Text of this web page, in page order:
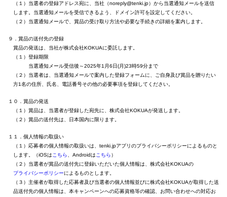
（１）当選者の登録アドレス宛に、当社（noreply@tenki.jp）から当選通知メールを送信
します。当選通知メールを受信できるよう、ドメイン許可を設定してください。
（２）当選通知メールで、賞品の受け取り方法や必要な手続きの詳細を案内します。
９．賞品の送付先の登録
賞品の発送は、当社が株式会社KOKUAに委託します。
（１）登録期限
当選通知メール受信後～2025年1月6日(月)23時59分まで
（２）当選者は、当選通知メールで案内した登録フォームに、ご自身及び賞品を贈りたい
方1名の住所、氏名、電話番号その他の必要事項を登録してください。
１０．賞品の発送
（１）賞品は、当選者が登録した宛先に、株式会社KOKUAが発送します。
（２）賞品の送付先は、日本国内に限ります。
１１．個人情報の取扱い
（１）応募者の個人情報の取扱いは、tenki.jpアプリのプライバシーポリシーによるものと
します。（iOSはこちら、Androidはこちら）
（２）当選者が賞品の送付先に登録いただいた個人情報は、株式会社KOKUAの
プライバシーポリシーによるものとします。
（３）主催者が取得した応募者及び当選者の個人情報並びに株式会社KOKUAが取得した送
品送付先の個人情報は、本キャンペーンへの応募資格等の確認、お問い合わせへの対応お